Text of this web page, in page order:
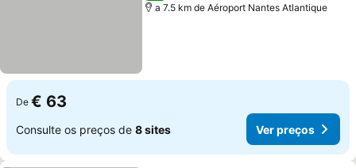
a 7.5 km de Aéroport Nantes Atlantique
De € 63
Consulte os preços de 8 sites Ver preços